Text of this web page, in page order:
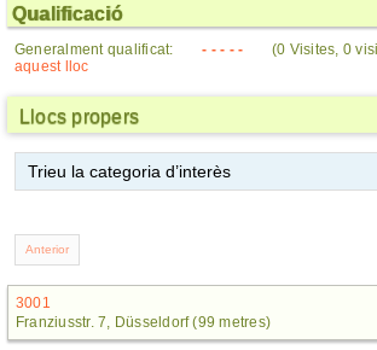
Qualificació
Generalment qualificat: - - - - - (0 Visites, 0
aquest lloc
Llocs propers
3001
Franziusstr. 7, Düsseldorf (99 metres)